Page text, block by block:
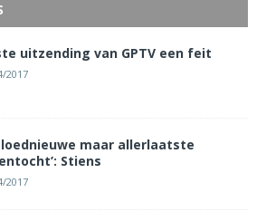
uitzending van GPTV een feit
2017
maar allerlaatste
Stiens
2017